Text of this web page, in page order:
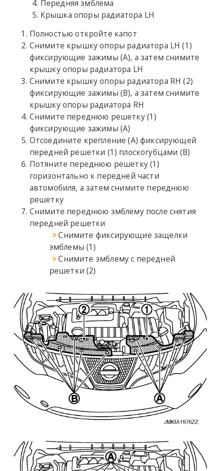
Передняя эмблема
Крышка опоры радиатора LH
Полностью откройте капот
Снимите крышку опоры радиатора LH (1)
фиксирующие зажимы (A), а затем снимите
крышку опоры радиатора LH
Снимите крышку опоры радиатора RH (2)
фиксирующие зажимы (B), а затем снимите
крышку опоры радиатора RH
Снимите переднюю решетку (1)
фиксирующие зажимы (A)
Отсоедините крепление (A) фиксирующей
передней решетки (1) плоскогубцами (B)
Потяните переднюю решетку (1)
горизонтально к передней части
автомобиля, а затем снимите переднюю
решетку
Снимите переднюю эмблему после снятия
передней решетки
Снимите фиксирующие защелки
эмблемы (1)
Снимите эмблему с передней
решетки (2)